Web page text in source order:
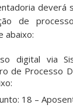
deverá
de
abaixo:
digital via
de Processo
: 18 –